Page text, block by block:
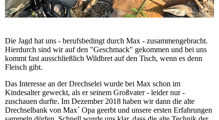
Die Jagd hat uns - berufsbedingt durch Max - zusammengebracht.
Hierdurch sind wir auf den "Geschmack" gekommen und bei uns
kommt fast ausschließlich Wildbret auf den Tisch, wenn es denn
Fleisch gibt.
Das Interesse an der Drechselei wurde bei Max schon im
Kindesalter geweckt, als er seinem Großvater - leider nur -
zuschauen durfte. Im Dezember 2018 haben wir dann die alte
Drechselbank von Max´ Opa geerbt und unsere ersten Erfahrungen